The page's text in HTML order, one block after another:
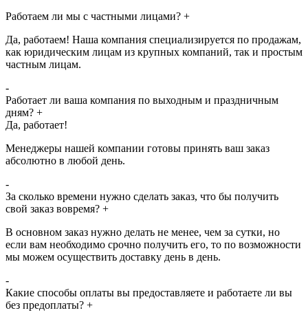
Работаем ли мы с частными лицами? +
Да, работаем! Наша компания специализируется по продажам,
как юридическим лицам из крупных компаний, так и простым
частным лицам.
-
Работает ли ваша компания по выходным и праздничным
дням? +
Да, работает!
Менеджеры нашей компании готовы принять ваш заказ
абсолютно в любой день.
-
За сколько времени нужно сделать заказ, что бы получить
свой заказ вовремя? +
В основном заказ нужно делать не менее, чем за сутки, но
если вам необходимо срочно получить его, то по возможности
мы можем осуществить доставку день в день.
-
Какие способы оплаты вы предоставляете и работаете ли вы
без предоплаты? +